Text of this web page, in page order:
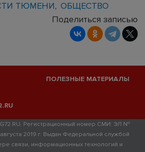
ТЮМЕНИ
ОБЩЕСТВО
Поделиться записью
ПОЛЕЗНЫЕ МАТЕРИАЛЫ
Регистрационный номер СМИ: ЭЛ №
2019 г. Выдан Федеральной службой
связи, информационных технологий и